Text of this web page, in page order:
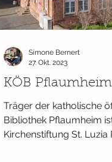
Wissenswertes
Ab 2 Jahren
KÖB Pflaumheim
Träger der katholische
Bibliothek Pflaumheim
Kirchenstiftung St. Luzia
Simone Bernert
27. Okt. 2023